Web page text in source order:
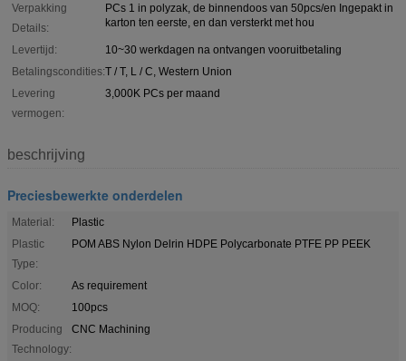
Verpakking
Details:
PCs 1 in polyzak, de binnendoos van 50pcs/en Ingepakt in
karton ten eerste, en dan versterkt met hou
Levertijd:
10~30 werkdagen na ontvangen vooruitbetaling
Betalingscondities:T / T, L / C, Western Union
Levering
vermogen:
3,000K PCs per maand
beschrijving
Preciesbewerkte onderdelen
Material:
Plastic
Plastic
Type:
POM ABS Nylon Delrin HDPE Polycarbonate PTFE PP PEEK
Color:
As requirement
MOQ:
100pcs
Producing
Technology:
CNC Machining